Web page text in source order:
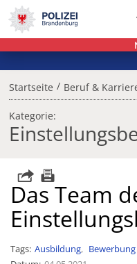
Startseite / Beruf &
Kategorie:
Das Team
Tags Ausbildung
Bewerbung